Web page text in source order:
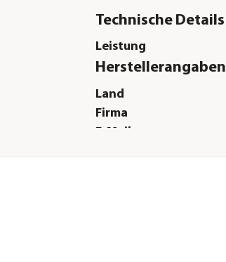
Technische Details
Leistung
Herstellerangaben
Land
Firma
E-Mail